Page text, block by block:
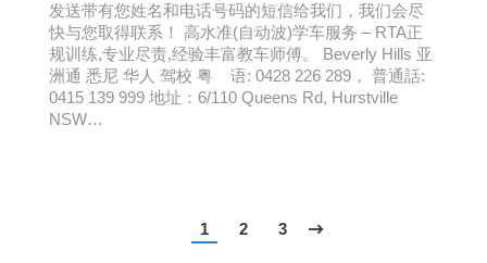
发送带有您姓名和电话号码的短信给我们，我们会尽
快与您取得联系！ 高水准(自动波)学车服务 – RTA正
规训练,专业尽责,经验丰富教车师傅。 Beverly Hills 亚
洲通 悉尼 华人 驾校 粤 语: 0428 226 289， 普通話:
0415 139 999 地址：6/110 Queens Rd, Hurstville
NSW…
1 2 3